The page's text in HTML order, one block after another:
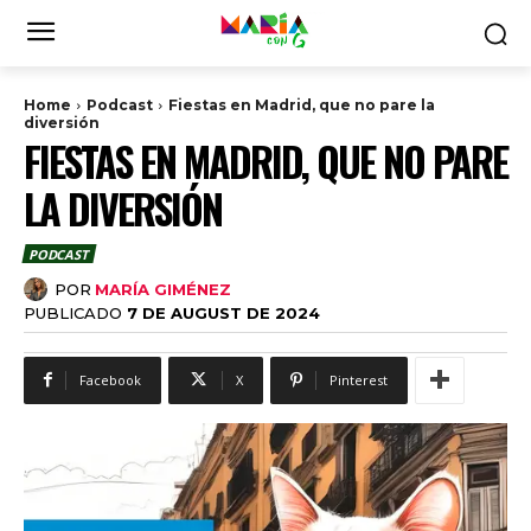
Home Podcast
Fiestas en Madrid, que no pare la
diversión
FIESTAS EN MADRID, QUE NO PARE
LA DIVERSIÓN
PODCAST
POR MARÍA GIMÉNEZ
PUBLICADO 7 DE AUGUST DE 2024
Facebook X Pinterest